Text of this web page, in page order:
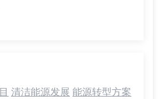
清洁能源发展 能源转型方案